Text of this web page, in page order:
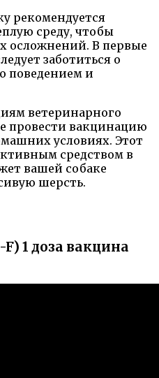
рекомендуется
среду, чтобы
осложнений. В первые
заботиться о
поведением и
ветеринарного
провести вакцинацию
условиях. Этот
средством в
вашей собаке
шерсть.
1 доза вакцина